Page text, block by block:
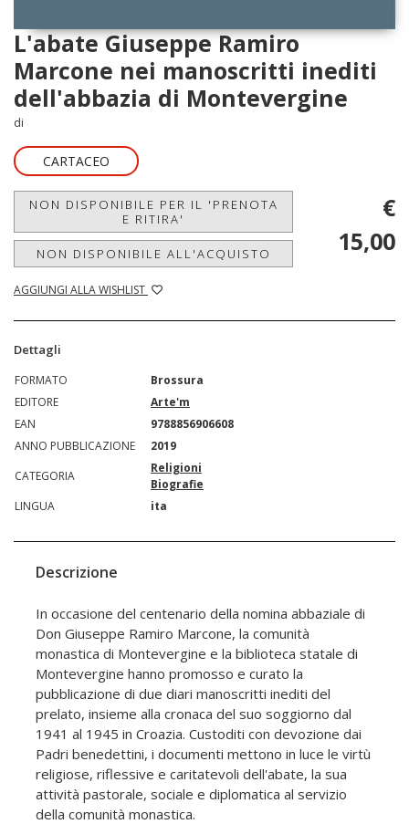
L'abate Giuseppe Ramiro
Marcone nei manoscritti inediti
dell'abbazia di Montevergine
di
CARTACEO
NON DISPONIBILE PER IL 'PRENOTA
E RITIRA'
NON DISPONIBILE ALL'ACQUISTO
AGGIUNGI ALLA WISHLIST
€
15,00
Dettagli
FORMATO
Brossura
EDITORE
Arte'm
EAN
9788856906608
ANNO PUBBLICAZIONE
2019
CATEGORIA
Religioni
Biografie
LINGUA
ita
Descrizione
In occasione del centenario della nomina abbaziale di
Don Giuseppe Ramiro Marcone, la comunità
monastica di Montevergine e la biblioteca statale di
Montevergine hanno promosso e curato la
pubblicazione di due diari manoscritti inediti del
prelato, insieme alla cronaca del suo soggiorno dal
1941 al 1945 in Croazia. Custoditi con devozione dai
Padri benedettini, i documenti mettono in luce le virtù
religiose, riflessive e caritatevoli dell'abate, la sua
attività pastorale, sociale e diplomatica al servizio
della comunità monastica.